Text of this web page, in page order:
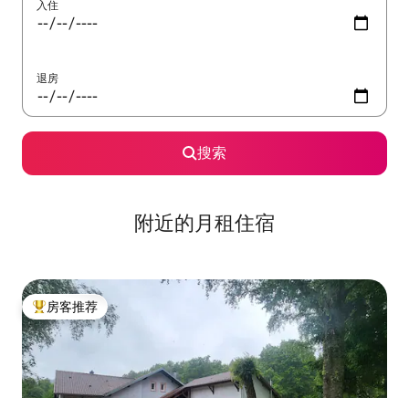
入住
退房
搜索
附近的月租住宿
热门「房客推荐」
房客推荐